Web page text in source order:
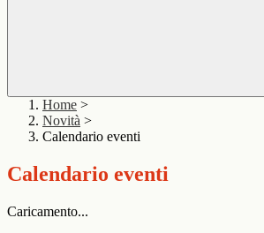
Home >
Novità >
Calendario eventi
Calendario eventi
Caricamento...